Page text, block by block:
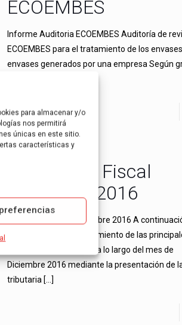
para almacenar y/o
nos permitirá
únicas en este sitio.
características y
ECOEMBES
Informe Auditoria ECOEMBES Auditoría de
ECOEMBES para el tratamiento de los
envases generados por una empresa Según
Calendario Fiscal
Diciembre 2016
Calendario Fiscal Diciembre 2016 A
le recordamos el cumplimiento de las
obligaciones tributarias a lo largo del mes de
Diciembre 2016 mediante la presentación de
tributaria […]